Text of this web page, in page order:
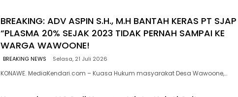
BREAKING: ADV ASPIN S.H., M.H BANTAH KERAS PT SJAP
“PLASMA 20% SEJAK 2023 TIDAK PERNAH SAMPAI KE
WARGA WAWOONE!
BREAKING NEWS Selasa, 21 Juli 2026
KONAWE. MediaKendari.com – Kuasa Hukum masyarakat Desa Wawoone,…